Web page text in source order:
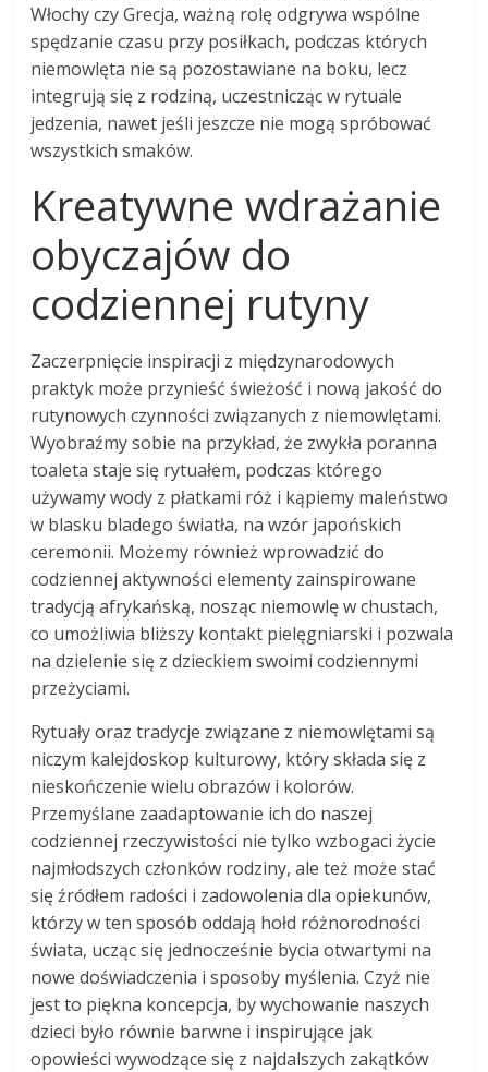
Włochy czy Grecja, ważną rolę odgrywa wspólne
spędzanie czasu przy posiłkach, podczas których
niemowlęta nie są pozostawiane na boku, lecz
integrują się z rodziną, uczestnicząc w rytuale
jedzenia, nawet jeśli jeszcze nie mogą spróbować
wszystkich smaków.
Kreatywne wdrażanie
obyczajów do
codziennej rutyny
Zaczerpnięcie inspiracji z międzynarodowych
praktyk może przynieść świeżość i nową jakość do
rutynowych czynności związanych z niemowlętami.
Wyobraźmy sobie na przykład, że zwykła poranna
toaleta staje się rytuałem, podczas którego
używamy wody z płatkami róż i kąpiemy maleństwo
w blasku bladego światła, na wzór japońskich
ceremonii. Możemy również wprowadzić do
codziennej aktywności elementy zainspirowane
tradycją afrykańską, nosząc niemowlę w chustach,
co umożliwia bliższy kontakt pielęgniarski i pozwala
na dzielenie się z dzieckiem swoimi codziennymi
przeżyciami.
Rytuały oraz tradycje związane z niemowlętami są
niczym kalejdoskop kulturowy, który składa się z
nieskończenie wielu obrazów i kolorów.
Przemyślane zaadaptowanie ich do naszej
codziennej rzeczywistości nie tylko wzbogaci życie
najmłodszych członków rodziny, ale też może stać
się źródłem radości i zadowolenia dla opiekunów,
którzy w ten sposób oddają hołd różnorodności
świata, ucząc się jednocześnie bycia otwartymi na
nowe doświadczenia i sposoby myślenia. Czyż nie
jest to piękna koncepcja, by wychowanie naszych
dzieci było równie barwne i inspirujące jak
opowieści wywodzące się z najdalszych zakątków